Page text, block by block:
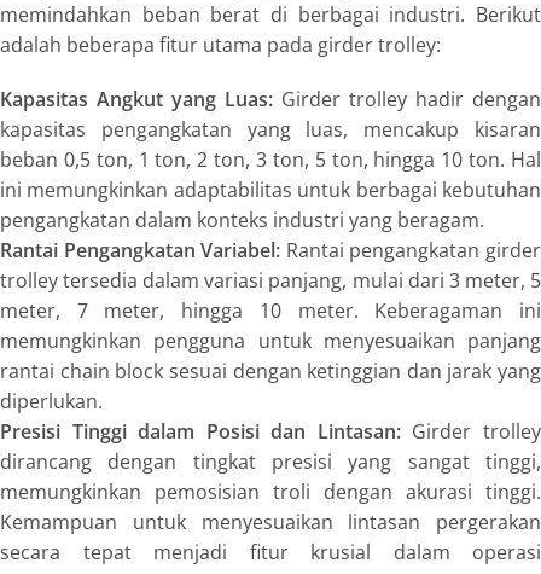
memindahkan beban berat di berbagai industri. Berikut
adalah beberapa fitur utama pada girder trolley:
Kapasitas Angkut yang Luas: Girder trolley hadir dengan
kapasitas pengangkatan yang luas, mencakup kisaran
beban 0,5 ton, 1 ton, 2 ton, 3 ton, 5 ton, hingga 10 ton. Hal
ini memungkinkan adaptabilitas untuk berbagai kebutuhan
pengangkatan dalam konteks industri yang beragam.
Rantai Pengangkatan Variabel: Rantai pengangkatan girder
trolley tersedia dalam variasi panjang, mulai dari 3 meter, 5
meter, 7 meter, hingga 10 meter. Keberagaman ini
memungkinkan pengguna untuk menyesuaikan panjang
rantai chain block sesuai dengan ketinggian dan jarak yang
diperlukan.
Presisi Tinggi dalam Posisi dan Lintasan:Girder trolley
dirancang dengan tingkat presisi yang sangat tinggi,
memungkinkan pemosisian troli dengan akurasi tinggi.
Kemampuan untuk menyesuaikan lintasan pergerakan
secara tepat menjadi fitur krusial dalam operasi